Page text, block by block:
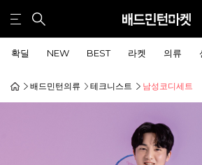
확딜 NEW BEST 라켓 의류
배드민턴의류 테크니스트 남성코디세트